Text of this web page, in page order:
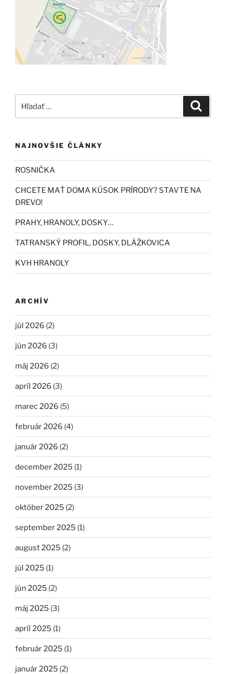
NAJNOVŠIE ČLÁNKY
ROSNIČKA
CHCETE MAŤ DOMA KÚSOK PRÍRODY? STAVTE NA
DREVO!
PRAHY, HRANOLY, DOSKY…
TATRANSKÝ PROFIL, DOSKY, DLÁŽKOVICA
KVH HRANOLY
ARCHÍV
júl 2026 (2)
jún 2026 (3)
máj 2026 (2)
apríl 2026 (3)
marec 2026 (5)
február 2026 (4)
január 2026 (2)
december 2025 (1)
november 2025 (3)
október 2025 (2)
september 2025 (1)
august 2025 (2)
júl 2025 (1)
jún 2025 (2)
máj 2025 (3)
apríl 2025 (1)
február 2025 (1)
január 2025 (2)